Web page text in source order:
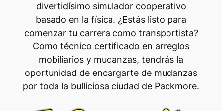
divertidísimo simulador cooperativo
basado en la física. ¿Estás listo para
comenzar tu carrera como transportista?
Como técnico certificado en arreglos
mobiliarios y mudanzas, tendrás la
oportunidad de encargarte de mudanzas
por toda la bulliciosa ciudad de Packmore.